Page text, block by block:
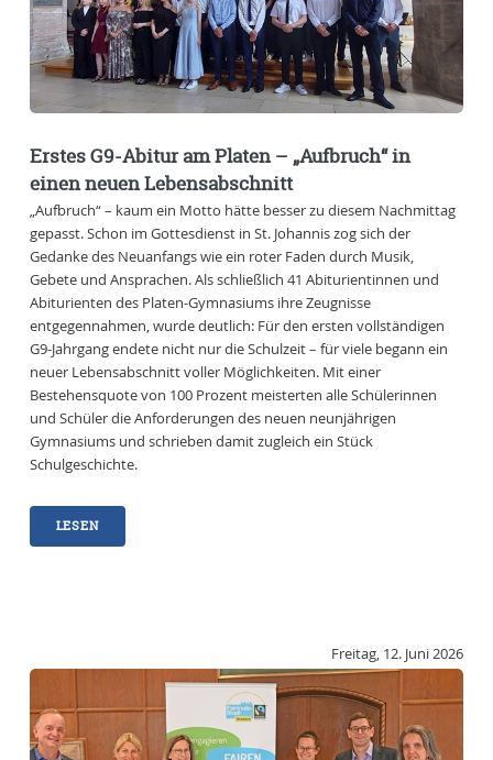
Erstes G9-Abitur am Platen – „Aufbruch“ in
einen neuen Lebensabschnitt
„Aufbruch“ – kaum ein Motto hätte besser zu diesem Nachmittag
gepasst. Schon im Gottesdienst in St. Johannis zog sich der
Gedanke des Neuanfangs wie ein roter Faden durch Musik,
Gebete und Ansprachen. Als schließlich 41 Abiturientinnen und
Abiturienten des Platen-Gymnasiums ihre Zeugnisse
entgegennahmen, wurde deutlich: Für den ersten vollständigen
G9-Jahrgang endete nicht nur die Schulzeit – für viele begann ein
neuer Lebensabschnitt voller Möglichkeiten. Mit einer
Bestehensquote von 100 Prozent meisterten alle Schülerinnen
und Schüler die Anforderungen des neuen neunjährigen
Gymnasiums und schrieben damit zugleich ein Stück
Schulgeschichte.
LESEN
Freitag, 12. Juni 2026